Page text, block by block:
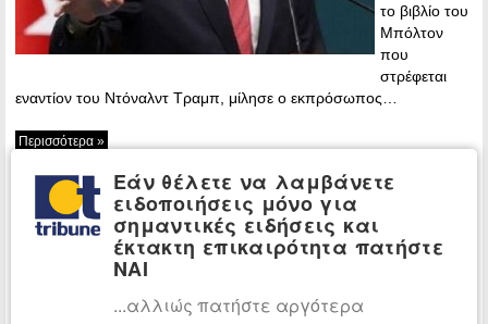
το βιβλίο του
Μπόλτον
που
στρέφεται
εναντίον του Ντόναλντ Τραμπ, μίλησε ο εκπρόσωπος…
Περισσότερα »
ΚΟΣΜΟΣ Τζον Μπόλτον: Ο Ντόναλντ Τραμπ
ήθελε να βγάλει τις ΗΠΑ από το ΝΑΤΟ
09:23 -
Wednesday,
Εάν θέλετε να λαμβάνετε
ειδοποιήσεις μόνο για
σημαντικές ειδήσεις και
έκτακτη επικαιρότητα πατήστε
ΝΑΙ
...αλλιώς πατήστε αργότερα